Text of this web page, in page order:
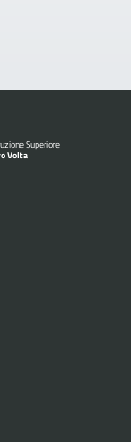
Superiore
Volta